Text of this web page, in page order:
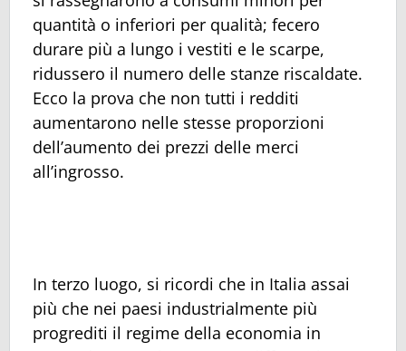
quantità o inferiori per qualità; fecero
durare più a lungo i vestiti e le scarpe,
ridussero il numero delle stanze riscaldate.
Ecco la prova che non tutti i redditi
aumentarono nelle stesse proporzioni
dell’aumento dei prezzi delle merci
all’ingrosso.
In terzo luogo, si ricordi che in Italia assai
più che nei paesi industrialmente più
progrediti il regime della economia in